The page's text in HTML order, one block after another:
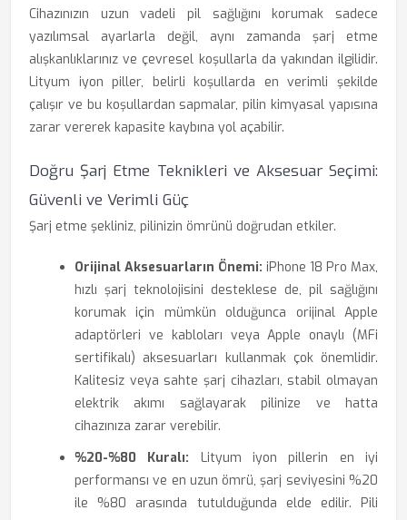
Cihazınızın uzun vadeli pil sağlığını korumak sadece
yazılımsal ayarlarla değil, aynı zamanda şarj etme
alışkanlıklarınız ve çevresel koşullarla da yakından ilgilidir.
Lityum iyon piller, belirli koşullarda en verimli şekilde
çalışır ve bu koşullardan sapmalar, pilin kimyasal yapısına
zarar vererek kapasite kaybına yol açabilir.
Doğru Şarj Etme Teknikleri ve Aksesuar Seçimi:
Güvenli ve Verimli Güç
Şarj etme şekliniz, pilinizin ömrünü doğrudan etkiler.
Orijinal Aksesuarların Önemi: iPhone 18 Pro Max,
hızlı şarj teknolojisini desteklese de, pil sağlığını
korumak için mümkün olduğunca orijinal Apple
adaptörleri ve kabloları veya Apple onaylı (MFi
sertifikalı) aksesuarları kullanmak çok önemlidir.
Kalitesiz veya sahte şarj cihazları, stabil olmayan
elektrik akımı sağlayarak pilinize ve hatta
cihazınıza zarar verebilir.
%20-%80 Kuralı: Lityum iyon pillerin en iyi
performansı ve en uzun ömrü, şarj seviyesini %20
ile %80 arasında tutulduğunda elde edilir. Pili